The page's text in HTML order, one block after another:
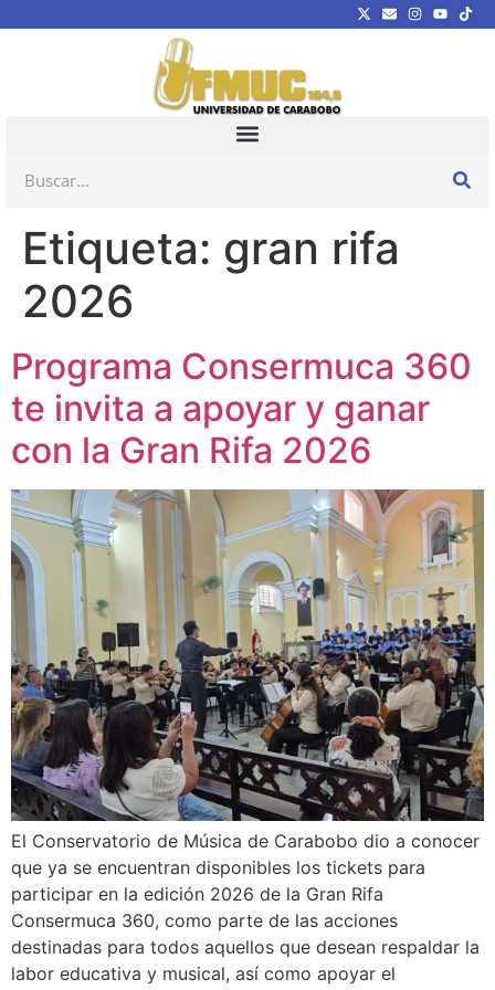
Etiqueta: gran rifa
2026
Programa Consermuca 360
te invita a apoyar y ganar
con la Gran Rifa 2026
El Conservatorio de Música de Carabobo dio a conocer
que ya se encuentran disponibles los tickets para
participar en la edición 2026 de la Gran Rifa
Consermuca 360, como parte de las acciones
destinadas para todos aquellos que desean respaldar la
labor educativa y musical, así como apoyar el